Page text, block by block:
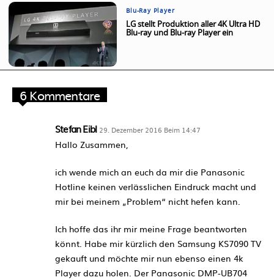
Blu-Ray Player
LG stellt Produktion aller 4K Ultra HD
Blu-ray und Blu-ray Player ein
6 Kommentare
Stefan Eibl 29. Dezember 2016 Beim 14:47
Hallo Zusammen,
ich wende mich an euch da mir die Panasonic
Hotline keinen verlässlichen Eindruck macht und
mir bei meinem „Problem“ nicht hefen kann.
Ich hoffe das ihr mir meine Frage beantworten
könnt. Habe mir kürzlich den Samsung KS7090 TV
gekauft und möchte mir nun ebenso einen 4k
Player dazu holen. Der Panasonic DMP-UB704